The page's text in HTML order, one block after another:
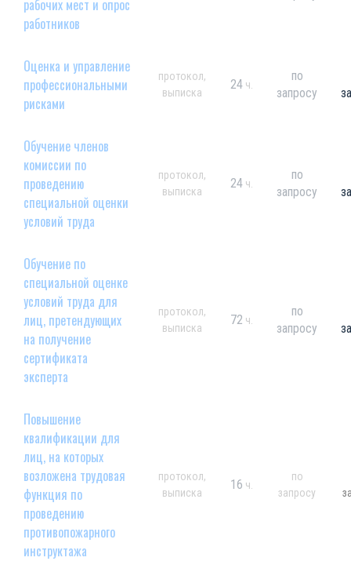
рабочих мест и опрос
работников
Оценка и управление
профессиональными
рисками
протокол,
выписка
24ч.
по
запросу
Обучение членов
комиссии по
проведению
специальной оценки
условий труда
протокол,
выписка
24ч.
по
запросу
Обучение по
специальной оценке
условий труда для
лиц, претендующих
на получение
сертификата
эксперта
протокол,
выписка
72 ч.
по
запросу
Повышение
квалификации для
лиц, на которых
возложена трудовая
функция по
проведению
противопожарного
инструктажа
протокол,
выписка
16 ч.
по
запросу